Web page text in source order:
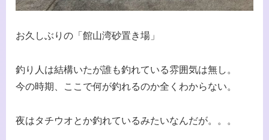
お久しぶりの「館山湾砂置き場」
釣り人は結構いたが誰も釣れている雰囲気は無し。
今の時期、ここで何が釣れるのか全くわからない。
夜はタチウオとか釣れているみたいなんだが。。。